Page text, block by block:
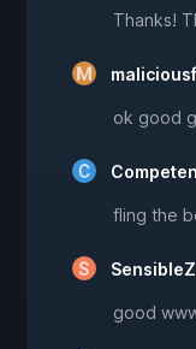
Thanks!
ok good
fling the
good